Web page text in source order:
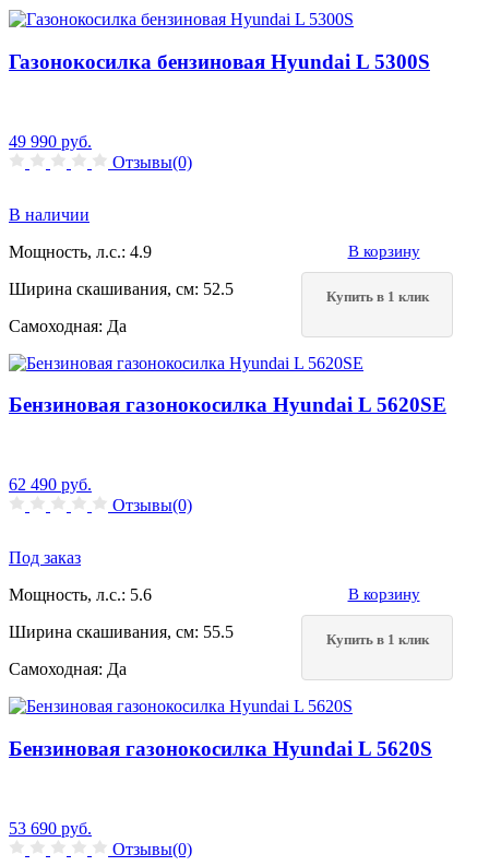
Газонокосилка бензиновая Hyundai L 5300S
49 990 руб.
Отзывы(0)
В наличии
Мощность, л.с.: 4.9
Ширина скашивания, см: 52.5
Самоходная: Да
В корзину
Купить в 1 клик
Бензиновая газонокосилка Hyundai L 5620SE
62 490 руб.
Отзывы(0)
Под заказ
Мощность, л.с.: 5.6
Ширина скашивания, см: 55.5
Самоходная: Да
В корзину
Купить в 1 клик
Бензиновая газонокосилка Hyundai L 5620S
53 690 руб.
Отзывы(0)